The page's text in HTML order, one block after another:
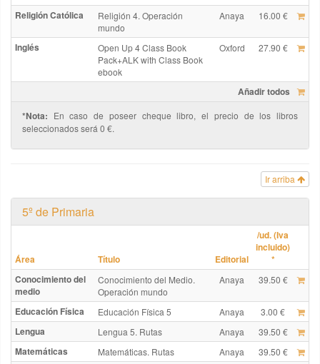
Religión Católica
Religión 4. Operación
mundo
Anaya 16.00 €
Inglés
Open Up 4 Class Book
Pack+ALK with Class Book
ebook
Oxford 27.90 €
Añadir todos
*Nota: En caso de poseer cheque libro, el precio de los libros
seleccionados será 0 €.
Ir arriba
5º de Primaria
Área Título Editorial
/ud. (Iva
incluido)
*
Conocimiento del
medio
Conocimiento del Medio.
Operación mundo
Anaya 39.50 €
Educación Física Educación Física 5 Anaya 3.00 €
Lengua Lengua 5. Rutas Anaya 39.50 €
Matemáticas Matemáticas. Rutas Anaya 39.50 €